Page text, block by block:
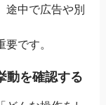
途中で広告や別
です。
動を確認する